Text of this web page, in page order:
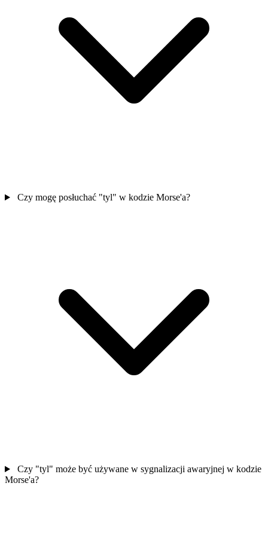
Czy mogę posłuchać "tyl" w kodzie Morse'a?
Czy "tyl" może być używane w sygnalizacji awaryjnej w kodzie
Morse'a?